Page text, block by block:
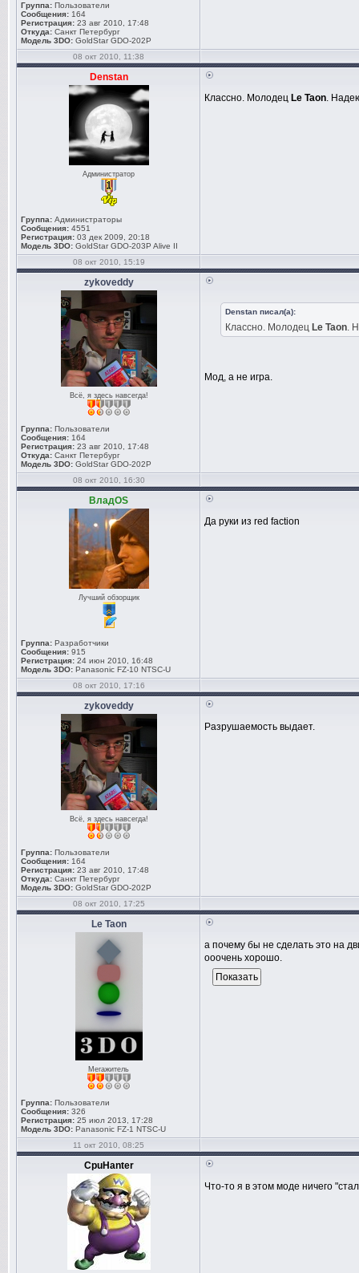
Группа: Пользователи
Сообщения: 164
Регистрация: 23 авг 2010, 17:48
Откуда: Санкт Петербург
Модель 3DO: GoldStar GDO-202P
08 окт 2010, 11:38
Denstan
Администратор
Группа: Администраторы
Сообщения: 4551
Регистрация: 03 дек 2009, 20:18
Модель 3DO: GoldStar GDO-203P Alive II
Классно. Молодец Le Taon.
08 окт 2010, 15:19
zykoveddy
Всё, я здесь навсегда!
Группа: Пользователи
Сообщения: 164
Регистрация: 23 авг 2010, 17:48
Откуда: Санкт Петербург
Модель 3DO: GoldStar GDO-202P
Denstan писал(а):
Классно. Молодец Le Taon.
Мод, а не игра.
08 окт 2010, 16:30
ВладOS
Лучший обзорщик
Группа: Разработчики
Сообщения: 915
Регистрация: 24 июн 2010, 16:48
Модель 3DO: Panasonic FZ-10 NTSC-U
Да руки из red faction
08 окт 2010, 17:16
zykoveddy
Всё, я здесь навсегда!
Группа: Пользователи
Сообщения: 164
Регистрация: 23 авг 2010, 17:48
Откуда: Санкт Петербург
Модель 3DO: GoldStar GDO-202P
Разрушаемость выдает.
08 окт 2010, 17:25
Le Taon
Мегажитель
Группа: Пользователи
Сообщения: 326
Регистрация: 25 июл 2013, 17:28
Модель 3DO: Panasonic FZ-1 NTSC-U
а почему бы не сделать это на
ооочень хорошо.
11 окт 2010, 08:25
CpuHanter
Что-то я в этом моде ничего